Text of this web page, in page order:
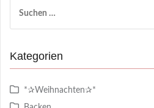
nach:
Kategorien
*✰Weihnachten✰*